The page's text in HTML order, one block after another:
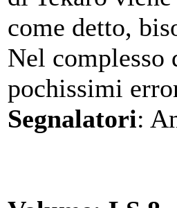
come detto,
Nel complesso
pochissimi
Segnalatori: